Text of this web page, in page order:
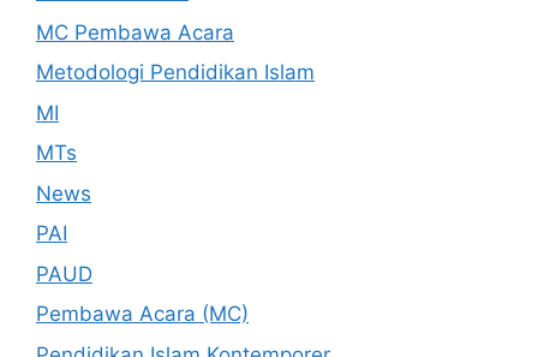
MC Pembawa Acara
Metodologi Pendidikan Islam
MI
MTs
News
PAI
PAUD
Pembawa Acara (MC)